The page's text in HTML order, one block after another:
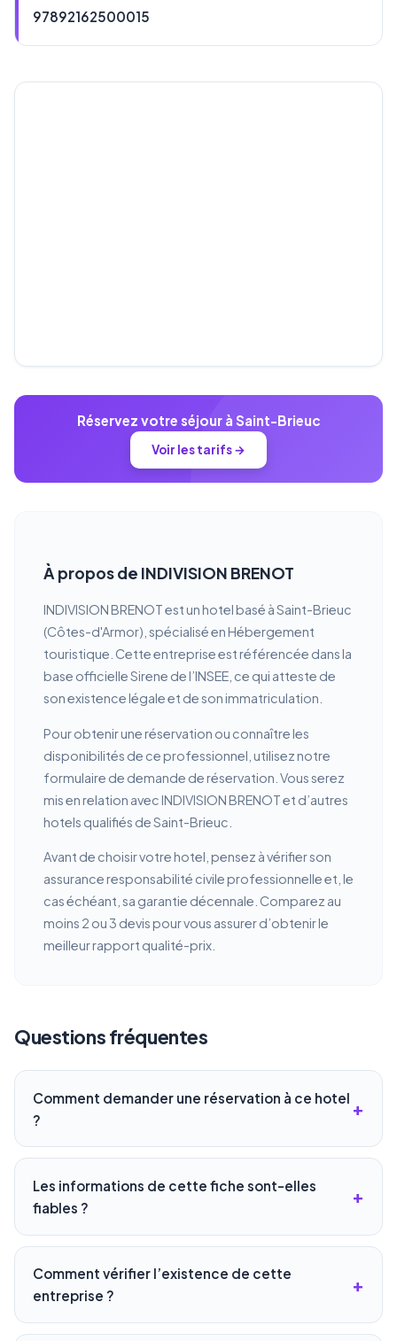
97892162500015
Réservez votre séjour à Saint-Brieuc
Voir les tarifs →
À propos de INDIVISION BRENOT
INDIVISION BRENOT est un hotel basé à Saint-Brieuc
(Côtes-d'Armor), spécialisé en Hébergement
touristique. Cette entreprise est référencée dans la
base officielle Sirene de l’INSEE, ce qui atteste de
son existence légale et de son immatriculation.
Pour obtenir une réservation ou connaître les
disponibilités de ce professionnel, utilisez notre
formulaire de demande de réservation. Vous serez
mis en relation avec INDIVISION BRENOT et d’autres
hotels qualifiés de Saint-Brieuc.
Avant de choisir votre hotel, pensez à vérifier son
assurance responsabilité civile professionnelle et, le
cas échéant, sa garantie décennale. Comparez au
moins 2 ou 3 devis pour vous assurer d’obtenir le
meilleur rapport qualité-prix.
Questions fréquentes
Comment demander une réservation à ce hotel
?
Les informations de cette fiche sont-elles
fiables ?
Comment vérifier l’existence de cette
entreprise ?